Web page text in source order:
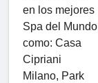
en los mejores
Spa del Mundo
como: Casa
Cipriani
Milano, Park